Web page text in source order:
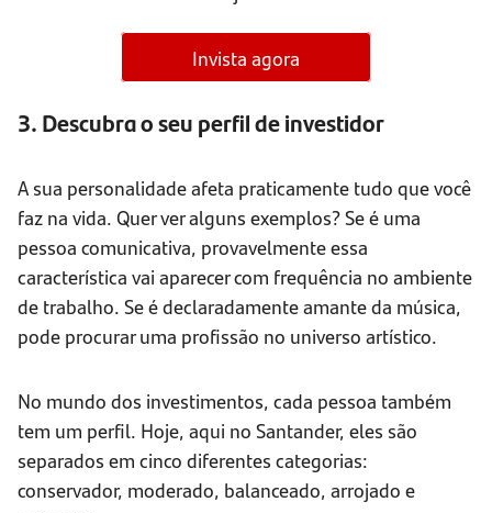
Invista agora
3. Descubra o seu perfil de investidor
A sua personalidade afeta praticamente tudo que você
faz na vida. Quer ver alguns exemplos? Se é uma
pessoa comunicativa, provavelmente essa
característica vai aparecer com frequência no ambiente
de trabalho. Se é declaradamente amante da música,
pode procurar uma profissão no universo artístico.
No mundo dos investimentos, cada pessoa também
tem um perfil. Hoje, aqui no Santander, eles são
separados em cinco diferentes categorias:
conservador, moderado, balanceado, arrojado e